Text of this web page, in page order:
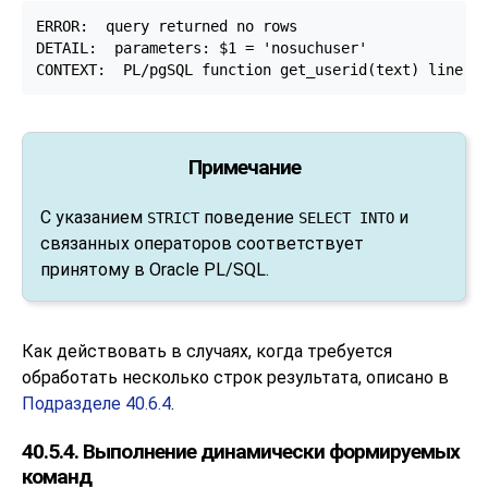
ERROR:  query returned no rows
DETAIL:  parameters: $1 = 'nosuchuser'
CONTEXT:  PL/pgSQL function get_userid(text) line 6
Примечание
С указанием STRICTповедение SELECT INTO и
связанных операторов соответствует
принятому в Oracle PL/SQL.
Как действовать в случаях, когда требуется
обработать несколько строк результата, описано в
Подразделе 40.6.4.
40.5.4. Выполнение динамически формируемых
команд